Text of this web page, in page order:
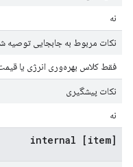
نه
نکات مربوط به جابجایی توصیه
فقط کلاس بهره‌وری انرژی یا
نکات پیشگیری
نه
[item] internal